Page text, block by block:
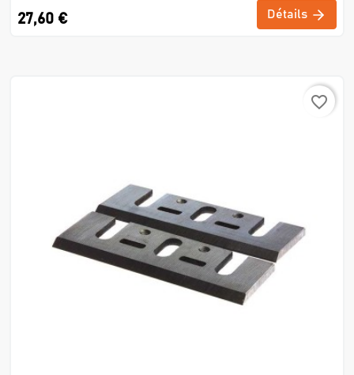
27,60 € Détails
favorite_border